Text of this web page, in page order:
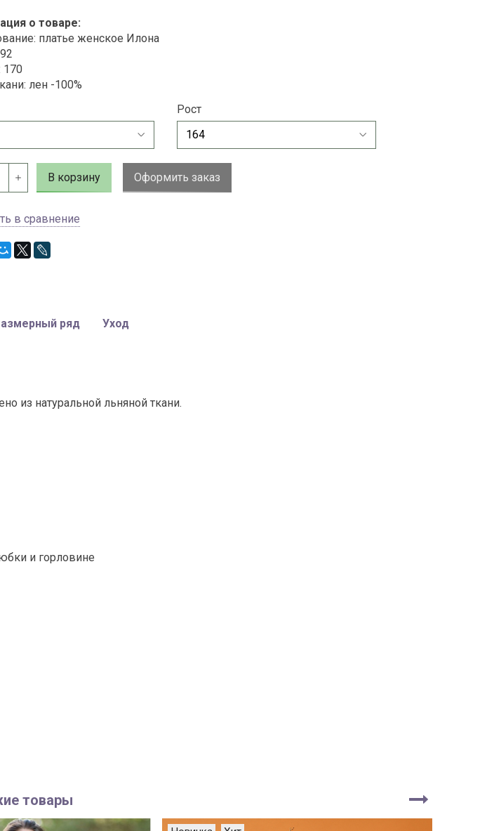
о товаре:
платье женское Илона
170
лен -100%
Рост
В корзину Оформить заказ
в сравнение
из натуральной льняной ткани.
и горловине
ряд Уход
товары